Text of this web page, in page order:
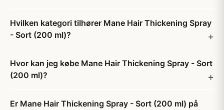
Hvilken kategori tilhører Mane Hair Thickening Spray
- Sort (200 ml)?
Hvor kan jeg købe Mane Hair Thickening Spray - Sort
(200 ml)?
Er Mane Hair Thickening Spray - Sort (200 ml) på